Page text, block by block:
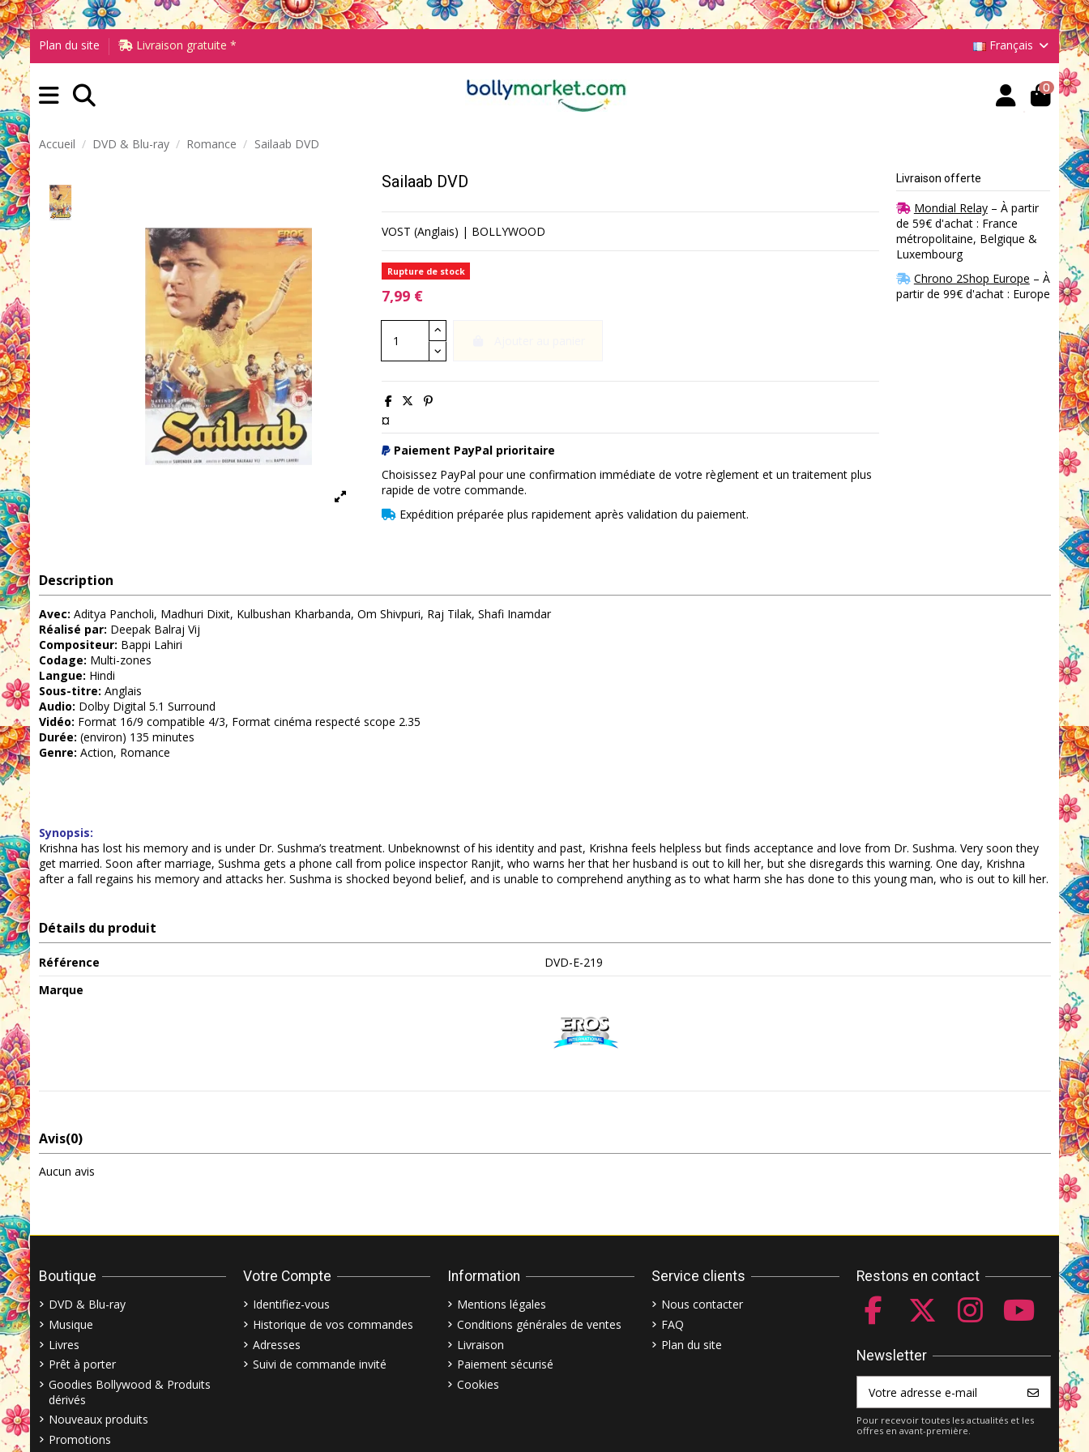
Plan du site Livraison gratuite * Français
0
Accueil DVD & Blu-ray Romance Sailaab DVD
Sailaab DVD
VOST (Anglais) | BOLLYWOOD
Rupture de stock
7,99 €
¤
Paiement PayPal prioritaire
Choisissez PayPal pour une confirmation immédiate de votre règlement et un traitement plus
rapide de votre commande.
Expédition préparée plus rapidement après validation du paiement.
Livraison offerte
Mondial Relay– À partir
de 59€ d'achat : France
métropolitaine, Belgique &
Luxembourg
Chrono 2Shop Europe – À
partir de 99€ d'achat : Europe
Description
Avec: Aditya Pancholi, Madhuri Dixit, Kulbushan Kharbanda, Om Shivpuri, Raj Tilak, Shafi Inamdar
Réalisé par: Deepak Balraj Vij
Compositeur: Bappi Lahiri
Codage: Multi-zones
Langue: Hindi
Sous-titre: Anglais
Audio: Dolby Digital 5.1 Surround
Vidéo: Format 16/9 compatible 4/3, Format cinéma respecté scope 2.35
Durée: (environ) 135 minutes
Genre: Action, Romance
Synopsis:
Krishna has lost his memory and is under Dr. Sushma’s treatment. Unbeknownst of his identity and past, Krishna feels helpless but finds acceptance and love from Dr. Sushma. Very soon they
get married. Soon after marriage, Sushma gets a phone call from police inspector Ranjit, who warns her that her husband is out to kill her, but she disregards this warning. One day, Krishna
after a fall regains his memory and attacks her. Sushma is shocked beyond belief, and is unable to comprehend anything as to what harm she has done to this young man, who is out to kill her.
Détails du produit
Référence
DVD-E-219
Marque
Avis(0)
Aucun avis
Boutique
DVD & Blu-ray
Musique
Livres
Prêt à porter
Goodies Bollywood & Produits
dérivés
Nouveaux produits
Promotions
Votre Compte
Identifiez-vous
Historique de vos commandes
Adresses
Suivi de commande invité
Information
Mentions légales
Conditions générales de ventes
Livraison
Paiement sécurisé
Cookies
Service clients
Nous contacter
FAQ
Plan du site
Restons en contact
Newsletter
Pour recevoir toutes les actualités et les
offres en avant-première.